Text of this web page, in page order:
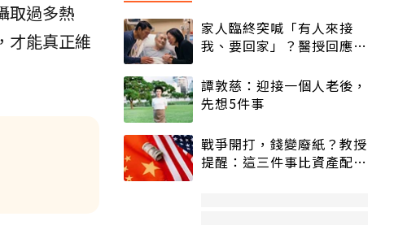
取過多熱
才能真正維
家人臨終突喊「有人來接
我、要回家」？醫授回應方
譚敦慈：迎接一個人老後，
先想5件事
戰爭開打，錢變廢紙？教授
提醒：這三件事比資產配置